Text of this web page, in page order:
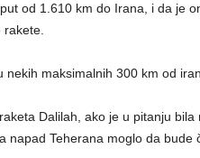
od 1.610 km do Irana, i da je
nekih maksimalnih 300 km od
Dalilah, ako je u pitanju bila
napad Teherana moglo da bude